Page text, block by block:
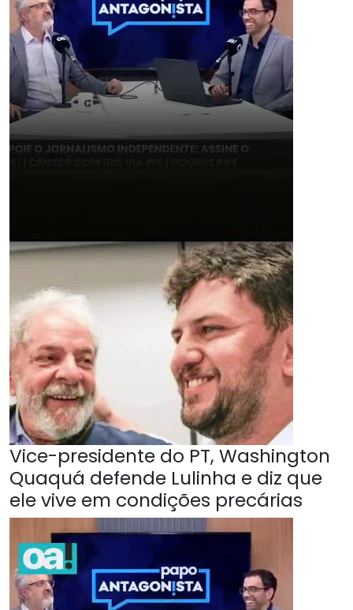
Vice-presidente do PT, Washington
Quaquá defende Lulinha e diz que
ele vive em condições precárias